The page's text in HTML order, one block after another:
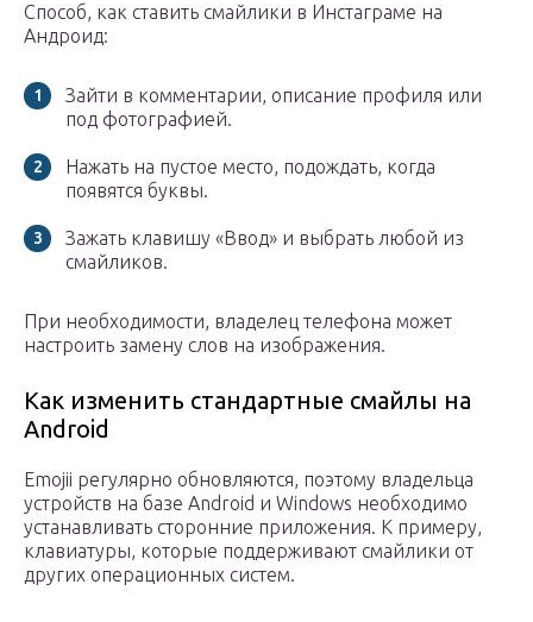
Способ, как ставить смайлики в Инстаграме на
Андроид:
Зайти в комментарии, описание профиля или
под фотографией.
Нажать на пустое место, подождать, когда
появятся буквы.
Зажать клавишу «Ввод» и выбрать любой из
смайликов.
При необходимости, владелец телефона может
настроить замену слов на изображения.
Как изменить стандартные смайлы на
Android
Emojii регулярно обновляются, поэтому владельца
устройств на базе Android и Windows необходимо
устанавливать сторонние приложения. К примеру,
клавиатуры, которые поддерживают смайлики от
других операционных систем.